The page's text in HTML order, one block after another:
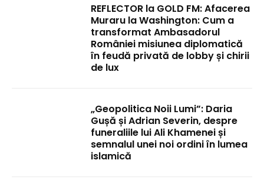
REFLECTOR la GOLD FM: Afacerea
Muraru la Washington: Cum a
transformat Ambasadorul
României misiunea diplomatică
în feudă privată de lobby și chirii
de lux
„Geopolitica Noii Lumi”: Daria
Gușă și Adrian Severin, despre
funeraliile lui Ali Khamenei și
semnalul unei noi ordini în lumea
islamică